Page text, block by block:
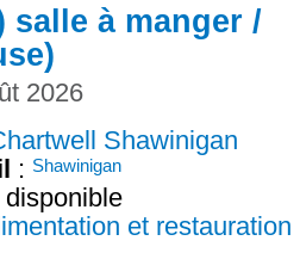
salle à manger /
2026
Shawinigan
: Shawinigan
disponible
et restauration